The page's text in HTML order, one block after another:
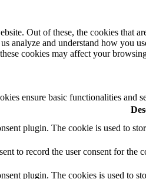
Out of these, the cookies that
analyze and understand how you
cookies may affect your
ensure basic functionalities and
plugin. The cookie is used to
to record the user consent for the
plugin. The cookies is used to